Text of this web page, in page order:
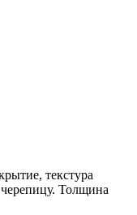
текстура
Толщина